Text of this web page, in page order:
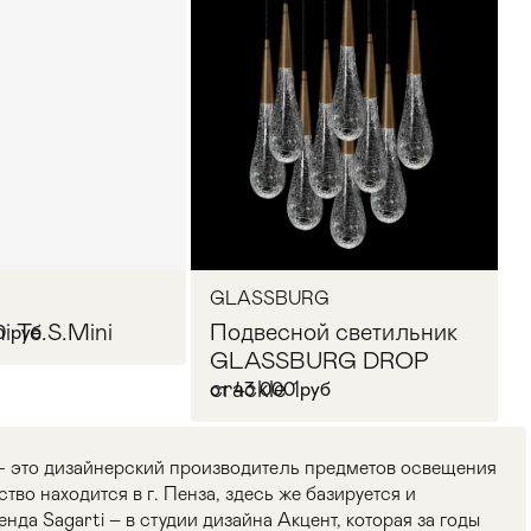
Te.S.Mini
руб
GLASSBURG
Подвесной светильник
GLASSBURG­ DROP
crackle 1
от 43 000 руб
дизайнерский производитель предметов освещения
находится в г. Пенза, здесь же базируется и
Sagarti – в студии дизайна Акцент, которая за годы